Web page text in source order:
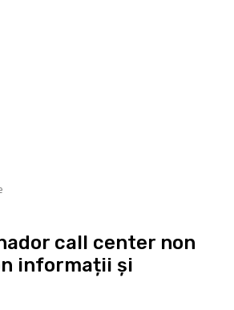
call center non
informații și